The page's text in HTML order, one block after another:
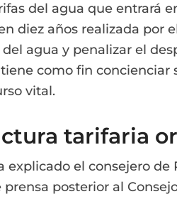
del agua que entrará
diez años realizada por
agua y penalizar el
como fin
vital.
tarifaria
explicado el consejero
prensa posterior al